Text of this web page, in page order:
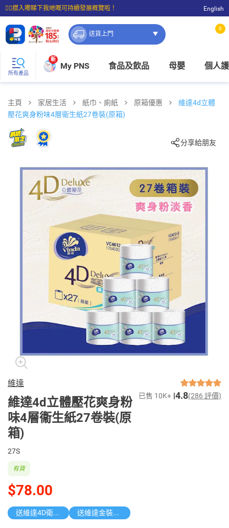
☝🏼㩒入嚟睇下我哋嘅可持續發展概覽啦！
⭐購物滿$399即享免費送貨；滿$100即可免費店取。
English
送貨上門
0
所有產品
新
My PNS 食品及飲品 母嬰 個人
主頁 家居生活 紙巾、廁紙 原箱優惠
維達4d立體
壓花爽身粉味4層衞生紙27卷裝(原箱)
分享給朋友
維達
維達4d立體壓花爽身粉
味4層衞生紙27卷裝(原
箱)
已售 10K+ 4.8(286 評價)
27S
$78.00
有貨
送維達4D衛生紙 送維達金裝至尊袋裝面紙